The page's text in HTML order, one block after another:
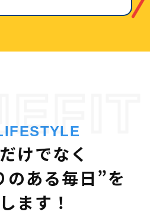
けでなく
のある毎日”を
ます！